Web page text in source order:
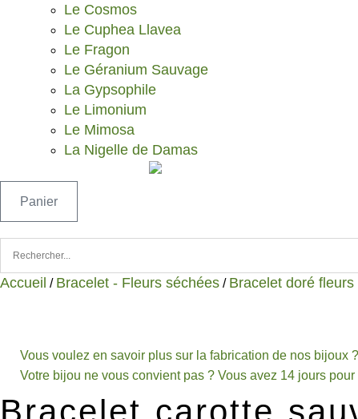
Le Cosmos
Le Cuphea Llavea
Le Fragon
Le Géranium Sauvage
La Gypsophile
Le Limonium
Le Mimosa
La Nigelle de Damas
Panier
Accueil / Bracelet - Fleurs séchées / Bracelet doré
Vous voulez en savoir plus sur la fabrication de nos bijoux
Votre bijou ne vous convient pas ? Vous avez 14 jours
Bracelet carotte